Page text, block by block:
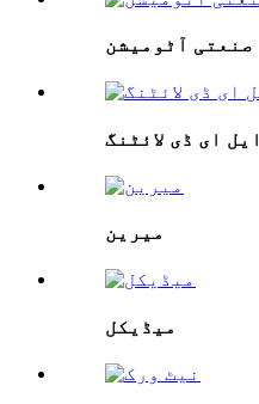
صنعتی آٹومیشن
ایل ای ڈی لائٹنگ
میرین
میڈیکل